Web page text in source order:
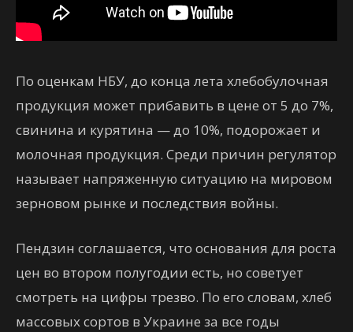
По оценкам НБУ, до конца лета хлебобулочная
продукция может прибавить в цене от 5 до 7%,
свинина и курятина — до 10%, подорожает и
молочная продукция. Среди причин регулятор
называет напряженную ситуацию на мировом
зерновом рынке и последствия войны.
Пендзин соглашается, что основания для роста
цен во втором полугодии есть, но советует
смотреть на цифры трезво. По его словам, хлеб
массовых сортов в Украине за все годы